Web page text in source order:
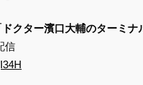
クター濱口大輔のターミナ
信